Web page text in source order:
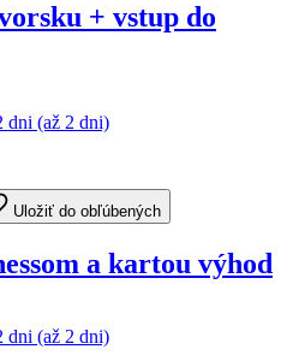
+ vstup do
dni (až 2 dni)
Uložiť do obľúbených
a kartou výhod
dni (až 2 dni)